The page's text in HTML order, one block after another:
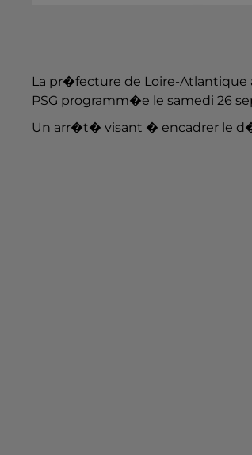
La pr�fecture de Loire-
PSG programm�e le samedi 26
Un arr�t� visant � encadrer le